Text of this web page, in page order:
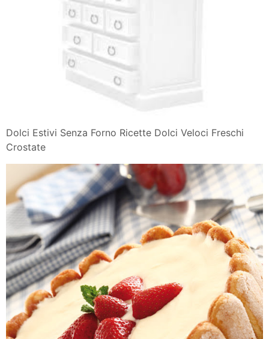
Dolci Estivi Senza Forno Ricette Dolci Veloci Freschi
Crostate